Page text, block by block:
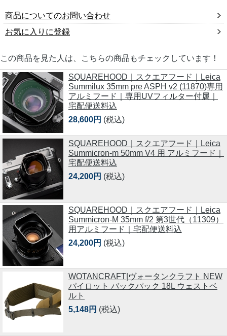
商品についてのお問い合わせ
お気に入りに登録
この商品を見た人は、こちらの商品もチェックしています！
SQUAREHOOD｜スクエアフード｜Leica
Summilux 35mm pre ASPH v2 (11870)専用
アルミフード｜専用UVフィルター付属｜
宅配便送料込
28,600円 (税込)
SQUAREHOOD｜スクエアフード｜Leica
Summicron-m 50mm V4 用 アルミフード｜
宅配便送料込
24,200円 (税込)
SQUAREHOOD｜スクエアフード｜Leica
Summicron-M 35mm f/2 第3世代（11309）
用アルミフード｜宅配便送料込
24,200円 (税込)
WOTANCRAFT|ヴォータンクラフト NEW
パイロット バックパック 18L ウェストベ
ルト
5,148円 (税込)